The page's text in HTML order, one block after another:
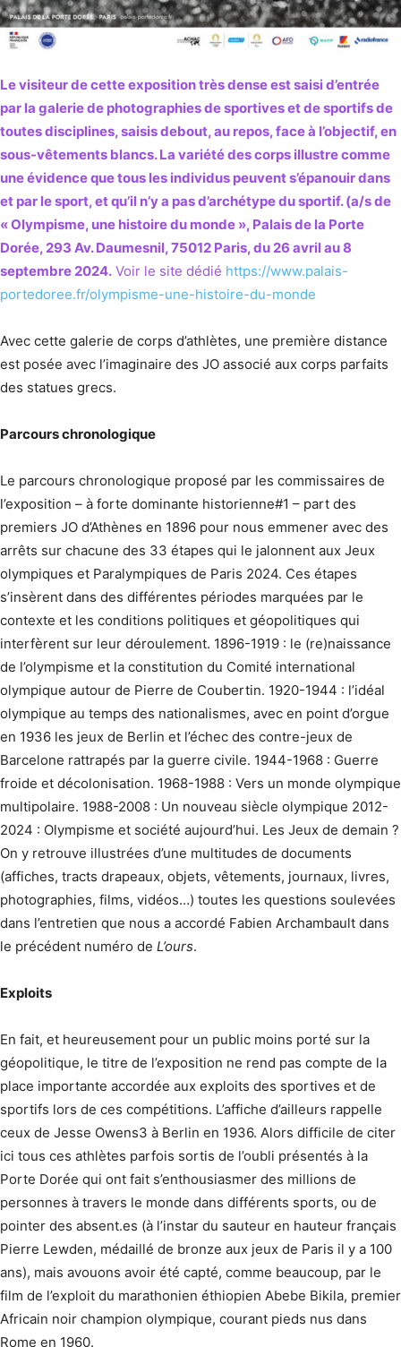
Le visiteur de cette exposition très dense est saisi d’entrée
par la galerie de photographies de sportives et de sportifs de
toutes disciplines, saisis debout, au repos, face à l’objectif, en
sous-vêtements blancs. La variété des corps illustre comme
une évidence que tous les individus peuvent s’épanouir dans
et par le sport, et qu’il n’y a pas d’archétype du sportif. (a/s de
« Olympisme, une histoire du monde », Palais de la Porte
Dorée, 293 Av. Daumesnil, 75012 Paris, du 26 avril au 8
septembre 2024. Voir le site dédié https://www.palais-
portedoree.fr/olympisme-une-histoire-du-monde
Avec cette galerie de corps d’athlètes, une première distance
est posée avec l’imaginaire des JO associé aux corps parfaits
des statues grecs.
Parcours chronologique
Le parcours chronologique proposé par les commissaires de
l’exposition – à forte dominante historienne#1 – part des
premiers JO d’Athènes en 1896 pour nous emmener avec des
arrêts sur chacune des 33 étapes qui le jalonnent aux Jeux
olympiques et Paralympiques de Paris 2024. Ces étapes
s’insèrent dans des différentes périodes marquées par le
contexte et les conditions politiques et géopolitiques qui
interfèrent sur leur déroulement. 1896-1919 : le (re)naissance
de l’olympisme et la constitution du Comité international
olympique autour de Pierre de Coubertin. 1920-1944 : l’idéal
olympique au temps des nationalismes, avec en point d’orgue
en 1936 les jeux de Berlin et l’échec des contre-jeux de
Barcelone rattrapés par la guerre civile. 1944-1968 : Guerre
froide et décolonisation. 1968-1988 : Vers un monde olympique
multipolaire. 1988-2008 : Un nouveau siècle olympique 2012-
2024 : Olympisme et société aujourd’hui. Les Jeux de demain ?
On y retrouve illustrées d’une multitudes de documents
(affiches, tracts drapeaux, objets, vêtements, journaux, livres,
photographies, films, vidéos…) toutes les questions soulevées
dans l’entretien que nous a accordé Fabien Archambault dans
le précédent numéro de L’ours.
Exploits
En fait, et heureusement pour un public moins porté sur la
géopolitique, le titre de l’exposition ne rend pas compte de la
place importante accordée aux exploits des sportives et de
sportifs lors de ces compétitions. L’affiche d’ailleurs rappelle
ceux de Jesse Owens3 à Berlin en 1936. Alors difficile de citer
ici tous ces athlètes parfois sortis de l’oubli présentés à la
Porte Dorée qui ont fait s’enthousiasmer des millions de
personnes à travers le monde dans différents sports, ou de
pointer des absent.es (à l’instar du sauteur en hauteur français
Pierre Lewden, médaillé de bronze aux jeux de Paris il y a 100
ans), mais avouons avoir été capté, comme beaucoup, par le
film de l’exploit du marathonien éthiopien Abebe Bikila, premier
Africain noir champion olympique, courant pieds nus dans
Rome en 1960.